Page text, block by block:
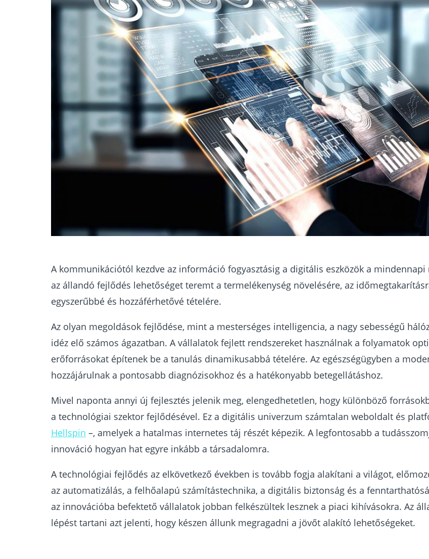
A kommunikációtól kezdve az információ fogyasztásig a digitális eszközök a
az állandó fejlődés lehetőséget teremt a termelékenység növelésére, az
egyszerűbbé és hozzáférhetővé tételére.
Az olyan megoldások fejlődése, mint a mesterséges intelligencia, a nagy sebességű
idéz elő számos ágazatban. A vállalatok fejlett rendszereket használnak a folyamatok
erőforrásokat építenek be a tanulás dinamikusabbá tételére. Az egészségügyben a
hozzájárulnak a pontosabb diagnózisokhoz és a hatékonyabb betegellátáshoz.
Mivel naponta annyi új fejlesztés jelenik meg, elengedhetetlen, hogy különböző
a technológiai szektor fejlődésével. Ez a digitális univerzum számtalan weboldalt és
Hellspin –, amelyek a hatalmas internetes táj részét képezik. A legfontosabb a
innováció hogyan hat egyre inkább a társadalomra.
A technológiai fejlődés az elkövetkező években is tovább fogja alakítani a világot,
az automatizálás, a felhőalapú számítástechnika, a digitális biztonság és a
az innovációba befektető vállalatok jobban felkészültek lesznek a piaci kihívásokra. Az
lépést tartani azt jelenti, hogy készen állunk megragadni a jövőt alakító lehetőségeket.